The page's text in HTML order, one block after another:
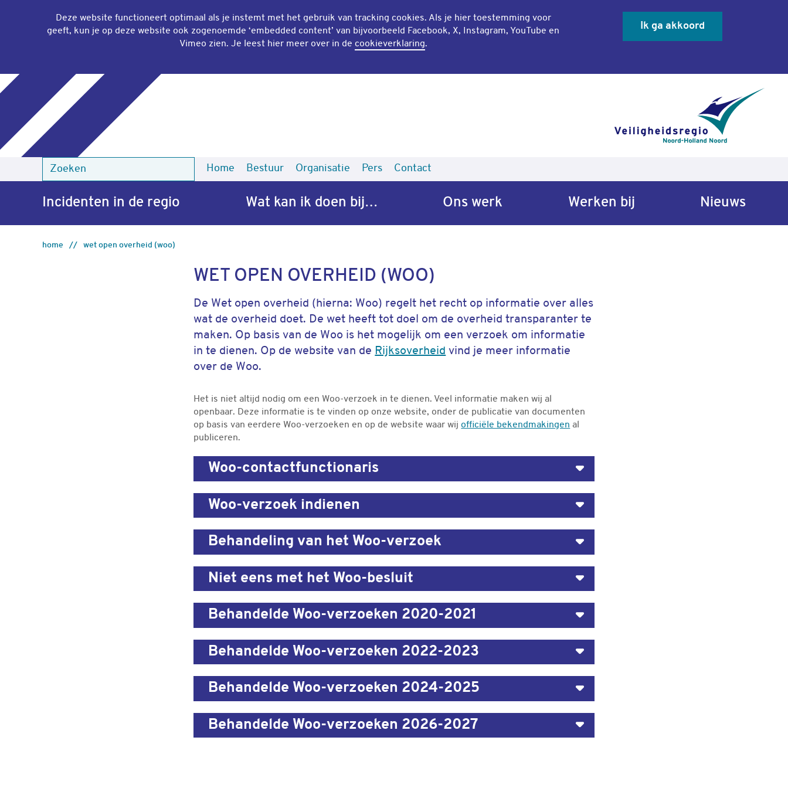
Deze website functioneert optimaal als je instemt met het gebruik van tracking cookies. Als je hier toestemming voor
geeft, kun je op deze website ook zogenoemde ‘embedded content’ van bijvoorbeeld Facebook, X, Instagram, YouTube en
Vimeo zien. Je leest hier meer over in de cookieverklaring.
Ik ga akkoord
Home Bestuur Organisatie Pers Contact
Zoeken
Incidenten in de regio Wat kan ik doen bij… Ons werk Werken bij Nieuws
home wet open overheid (woo)
WET OPEN OVERHEID (WOO)
De Wet open overheid (hierna: Woo) regelt het recht op informatie over alles
wat de overheid doet. De wet heeft tot doel om de overheid transparanter te
maken. Op basis van de Woo is het mogelijk om een verzoek om informatie
in te dienen. Op de website van de Rijksoverheid vind je meer informatie
over de Woo.
Het is niet altijd nodig om een Woo-verzoek in te dienen. Veel informatie maken wij al
openbaar. Deze informatie is te vinden op onze website, onder de publicatie van documenten
op basis van eerdere Woo-verzoeken en op de website waar wij officiële bekendmakingen al
publiceren.
Woo-contactfunctionaris
Woo-verzoek indienen
Behandeling van het Woo-verzoek
Niet eens met het Woo-besluit
Behandelde Woo-verzoeken 2020-2021
Behandelde Woo-verzoeken 2022-2023
Behandelde Woo-verzoeken 2024-2025
Behandelde Woo-verzoeken 2026-2027